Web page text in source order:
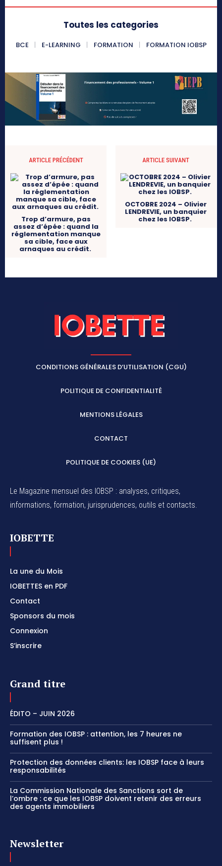
Toutes les categories
BCE E-LEARNING FORMATION FORMATION IOBSP
ARTICLE PRÉCÉDENT
Trop d’armure, pas
assez d’épée : quand la
réglementation manque
sa cible, face aux
arnaques au crédit.
ARTICLE SUIVANT
OCTOBRE 2024 – Olivier
LENDREVIE, un banquier
chez les IOBSP.
CONDITIONS GÉNÉRALES D’UTILISATION (CGU)
POLITIQUE DE CONFIDENTIALITÉ
MENTIONS LÉGALES
CONTACT
POLITIQUE DE COOKIES (UE)
Le Magazine mensuel des IOBSP : analyses, critiques,
informations, formation, jurisprudences, outils et contacts.
IOBETTE
La une du Mois
IOBETTES en PDF
Contact
Sponsors du mois
Connexion
S’inscrire
Grand titre
ÉDITO – JUIN 2026
Formation des IOBSP : attention, les 7 heures ne
suffisent plus !
Protection des données clients: les IOBSP face à leurs
responsabilités
La Commission Nationale des Sanctions sort de
l’ombre : ce que les IOBSP doivent retenir des erreurs
des agents immobiliers
Newsletter